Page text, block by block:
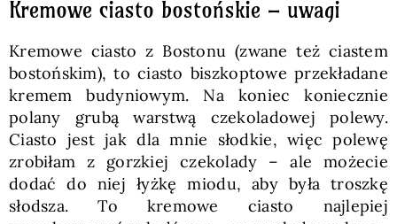
Kremowe ciasto bostońskie – uwagi
Kremowe ciasto z Bostonu (zwane też ciastem
bostońskim), to ciasto biszkoptowe przekładane
kremem budyniowym. Na koniec koniecznie
polany grubą warstwą czekoladowej polewy.
Ciasto jest jak dla mnie słodkie, więc polewę
zrobiłam z gorzkiej czekolady – ale możecie
dodać do niej łyżkę miodu, aby była troszkę
słodsza. To kremowe ciasto najlepiej